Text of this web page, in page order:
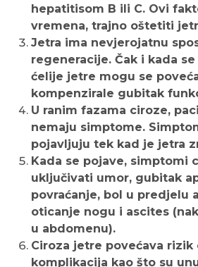
hepatitisom B ili C. Ovi
vremena, trajno oštetiti
Jetra ima nevjerojatnu
regeneracije. Čak i kada
ćelije jetre mogu se
kompenzirale gubitak
U ranim fazama ciroze,
nemaju simptome.
pojavljuju tek kad je jetra
Kada se pojave, simptomi
uključivati umor, gubitak
povraćanje, bol u predjelu
oticanje nogu i ascites
u abdomenu).
Ciroza jetre povećava
komplikacija kao što su